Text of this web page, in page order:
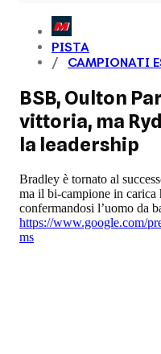
PISTA
CAMPIONATI
BSB, Oulton
vittoria, ma
la leadership
Bradley è tornato al
ma il bi-campione in carica
confermandosi l’uomo da
https://www.google.com/
ms